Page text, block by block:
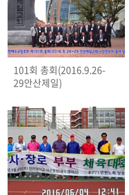
101회 총회(2016.9.26-
29안산제일)